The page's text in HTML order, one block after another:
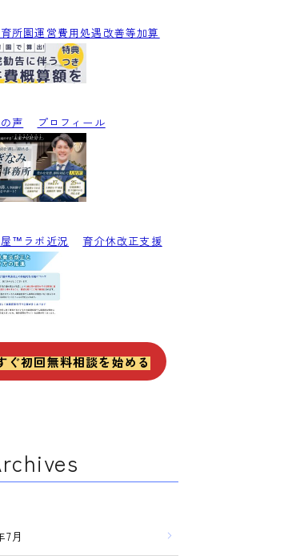
所園運営費用処遇改善等加算
声 プロフィール
™ラボ近況 育介休改正支援
ぐ初回無料相談を始める
7月